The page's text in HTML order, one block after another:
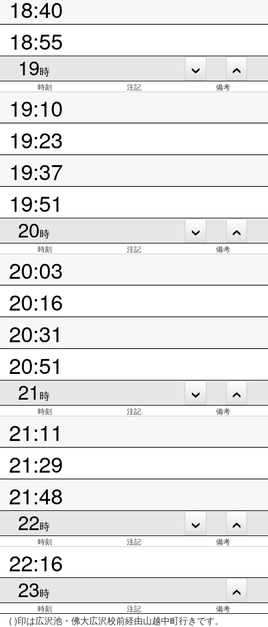
18:40
18:55
19時
時刻 注記 備考
19:10
19:23
19:37
19:51
20時
時刻 注記 備考
20:03
20:16
20:31
20:51
21 時
時刻 注記 備考
21:11
21:29
21:48
22時
時刻 注記 備考
22:16
23時
時刻 注記 備考
( )印は広沢池・佛大広沢校前経由山越中町行きです。